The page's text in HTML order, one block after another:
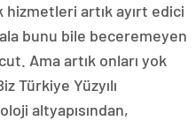
artık ayırt edici
bunu bile beceremeyen
Ama artık onları yok
Türkiye Yüzyılı
altyapısından,